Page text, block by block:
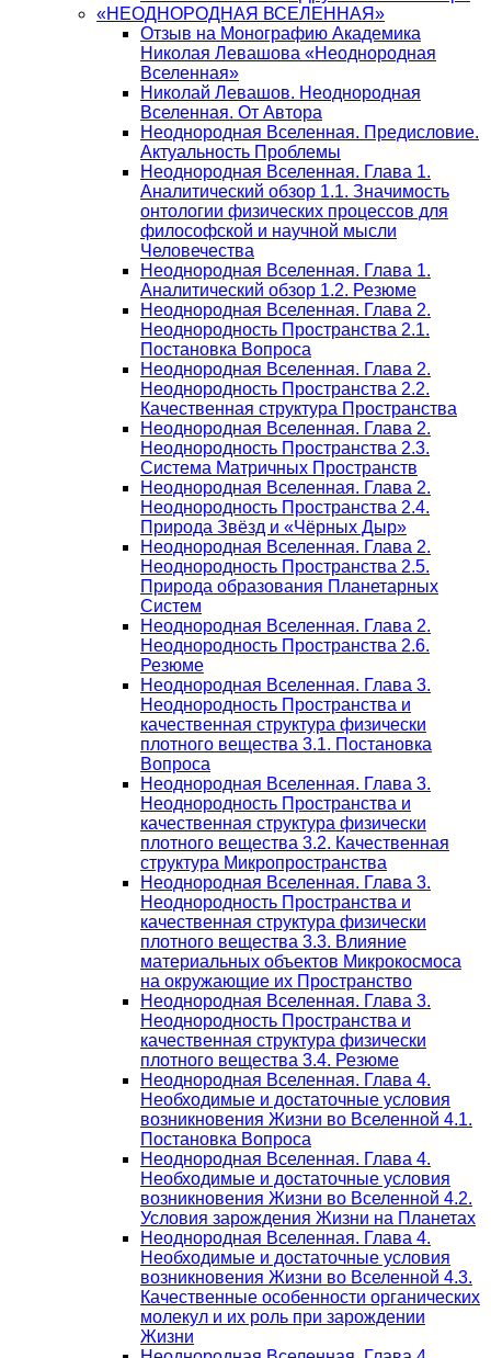
«НЕОДНОРОДНАЯ ВСЕЛЕННАЯ»
Отзыв на Монографию Академика
Николая Левашова «Неоднородная
Вселенная»
Николай Левашов. Неоднородная
Вселенная. От Автора
Неоднородная Вселенная. Предисловие.
Актуальность Проблемы
Неоднородная Вселенная. Глава 1.
Аналитический обзор 1.1. Значимость
онтологии физических процессов для
философской и научной мысли
Человечества
Неоднородная Вселенная. Глава 1.
Аналитический обзор 1.2. Резюме
Неоднородная Вселенная. Глава 2.
Неоднородность Пространства 2.1.
Постановка Вопроса
Неоднородная Вселенная. Глава 2.
Неоднородность Пространства 2.2.
Качественная структура Пространства
Неоднородная Вселенная. Глава 2.
Неоднородность Пространства 2.3.
Система Матричных Пространств
Неоднородная Вселенная. Глава 2.
Неоднородность Пространства 2.4.
Природа Звёзд и «Чёрных Дыр»
Неоднородная Вселенная. Глава 2.
Неоднородность Пространства 2.5.
Природа образования Планетарных
Систем
Неоднородная Вселенная. Глава 2.
Неоднородность Пространства 2.6.
Резюме
Неоднородная Вселенная. Глава 3.
Неоднородность Пространства и
качественная структура физически
плотного вещества 3.1. Постановка
Вопроса
Неоднородная Вселенная. Глава 3.
Неоднородность Пространства и
качественная структура физически
плотного вещества 3.2. Качественная
структура Микропространства
Неоднородная Вселенная. Глава 3.
Неоднородность Пространства и
качественная структура физически
плотного вещества 3.3. Влияние
материальных объектов Микрокосмоса
на окружающие их Пространство
Неоднородная Вселенная. Глава 3.
Неоднородность Пространства и
качественная структура физически
плотного вещества 3.4. Резюме
Неоднородная Вселенная. Глава 4.
Необходимые и достаточные условия
возникновения Жизни во Вселенной 4.1.
Постановка Вопроса
Неоднородная Вселенная. Глава 4.
Необходимые и достаточные условия
возникновения Жизни во Вселенной 4.2.
Условия зарождения Жизни на Планетах
Неоднородная Вселенная. Глава 4.
Необходимые и достаточные условия
возникновения Жизни во Вселенной 4.3.
Качественные особенности органических
молекул и их роль при зарождении
Жизни